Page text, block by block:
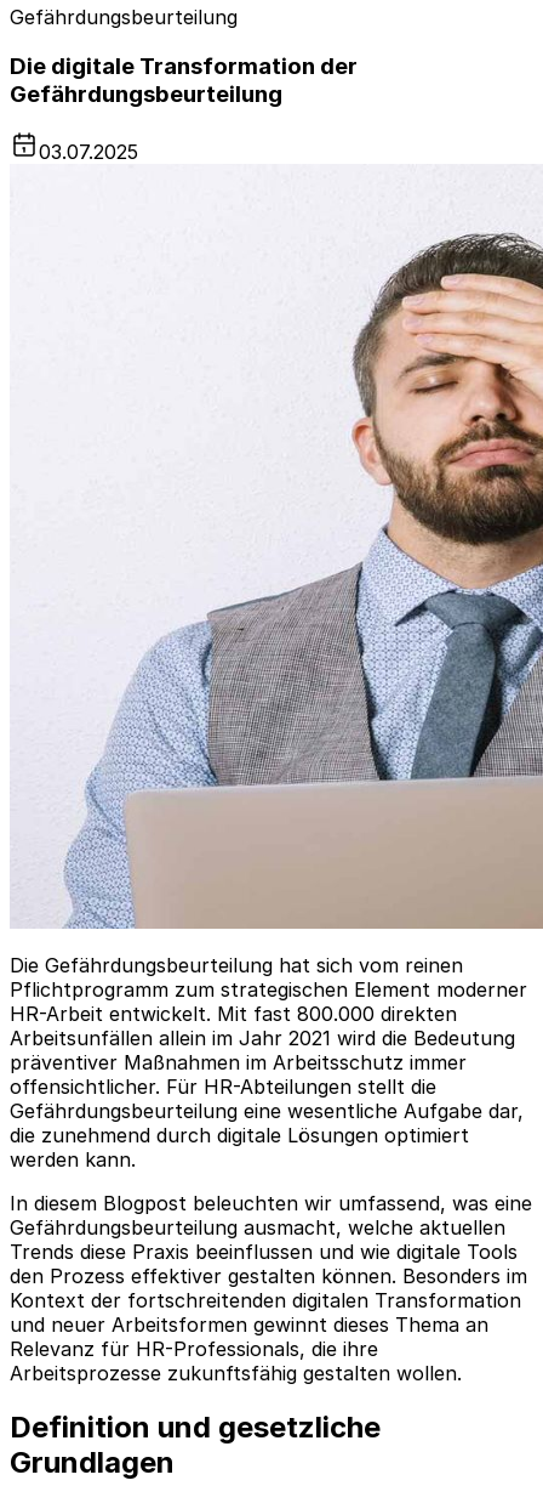
Gefährdungsbeurteilung
Die digitale Transformation der
Gefährdungsbeurteilung
03.07.2025
Die Gefährdungsbeurteilung hat sich vom reinen
Pflichtprogramm zum strategischen Element moderner
HR-Arbeit entwickelt. Mit fast 800.000 direkten
Arbeitsunfällen allein im Jahr 2021 wird die Bedeutung
präventiver Maßnahmen im Arbeitsschutz immer
offensichtlicher. Für HR-Abteilungen stellt die
Gefährdungsbeurteilung eine wesentliche Aufgabe dar,
die zunehmend durch digitale Lösungen optimiert
werden kann.
In diesem Blogpost beleuchten wir umfassend, was eine
Gefährdungsbeurteilung ausmacht, welche aktuellen
Trends diese Praxis beeinflussen und wie digitale Tools
den Prozess effektiver gestalten können. Besonders im
Kontext der fortschreitenden digitalen Transformation
und neuer Arbeitsformen gewinnt dieses Thema an
Relevanz für HR-Professionals, die ihre
Arbeitsprozesse zukunftsfähig gestalten wollen.
Definition und gesetzliche
Grundlagen